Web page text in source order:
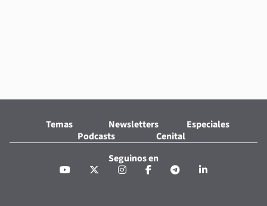
Temas Newsletters
Especiales
Podcasts
Cenital
Seguinos en